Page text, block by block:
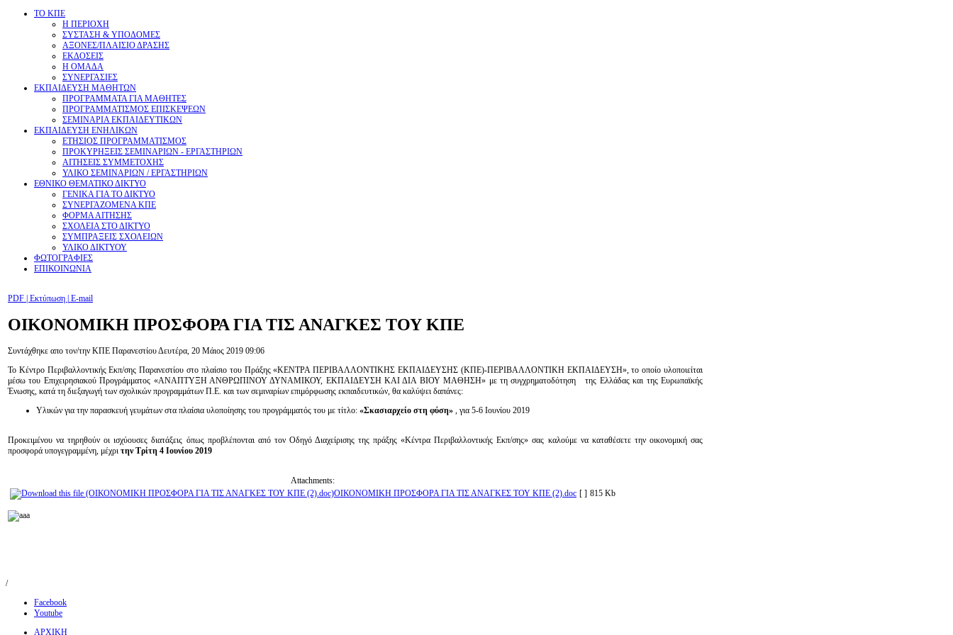
ΤΟ ΚΠΕ
Η ΠΕΡΙΟΧΗ
ΣΥΣΤΑΣΗ & ΥΠΟΔΟΜΕΣ
ΑΞΟΝΕΣ/ΠΛΑΙΣΙΟ ΔΡΑΣΗΣ
ΕΚΔΟΣΕΙΣ
Η ΟΜΑΔΑ
ΣΥΝΕΡΓΑΣΙΕΣ
ΕΚΠΑΙΔΕΥΣΗ ΜΑΘΗΤΩΝ
ΠΡΟΓΡΑΜΜΑΤΑ ΓΙΑ ΜΑΘΗΤΕΣ
ΠΡΟΓΡΑΜΜΑΤΙΣΜΟΣ ΕΠΙΣΚΕΨΕΩΝ
ΣΕΜΙΝΑΡΙΑ ΕΚΠΑΙΔΕΥΤΙΚΩΝ
ΕΚΠΑΙΔΕΥΣΗ ΕΝΗΛΙΚΩΝ
ΕΤΗΣΙΟΣ ΠΡΟΓΡΑΜΜΑΤΙΣΜΟΣ
ΠΡΟΚΥΡΗΞΕΙΣ ΣΕΜΙΝΑΡΙΩΝ - ΕΡΓΑΣΤΗΡΙΩΝ
ΑΙΤΗΣΕΙΣ ΣΥΜΜΕΤΟΧΗΣ
ΥΛΙΚΟ ΣΕΜΙΝΑΡΙΩΝ / ΕΡΓΑΣΤΗΡΙΩΝ
ΕΘΝΙΚΟ ΘΕΜΑΤΙΚΟ ΔΙΚΤΥΟ
ΓΕΝΙΚΑ ΓΙΑ ΤΟ ΔΙΚΤΥΟ
ΣΥΝΕΡΓΑΖΟΜΕΝΑ ΚΠΕ
ΦΟΡΜΑ ΑΙΤΗΣΗΣ
ΣΧΟΛΕΙΑ ΣΤΟ ΔΙΚΤΥΟ
ΣΥΜΠΡΑΞΕΙΣ ΣΧΟΛΕΙΩΝ
ΥΛΙΚΟ ΔΙΚΤΥΟΥ
ΦΩΤΟΓΡΑΦΙΕΣ
ΕΠΙΚΟΙΝΩΝΙΑ
PDF | Εκτύπωση | E-mail
ΟΙΚΟΝΟΜΙΚΗ ΠΡΟΣΦΟΡΑ ΓΙΑ ΤΙΣ ΑΝΑΓΚΕΣ ΤΟΥ ΚΠΕ
Συντάχθηκε απο τον/την ΚΠΕ ΠαρανεστίουΔευτέρα, 20 Μάιος 2019 09:06
Το Κέντρο Περιβαλλοντικής Εκπ/σης Παρανεστίου στο πλαίσιο του Πράξης «ΚΕΝΤΡΑ ΠΕΡΙΒΑΛΛΟΝΤΙΚΗΣ ΕΚΠΑΙΔΕΥΣΗΣ (ΚΠΕ)-ΠΕΡΙΒΑΛΛΟΝΤΙΚΗ ΕΚΠΑΙΔΕΥΣΗ», το οποίο υλοποιείται
μέσω του Επιχειρησιακού Προγράμματος «ΑΝΑΠΤΥΞΗ ΑΝΘΡΩΠΙΝΟΥ ΔΥΝΑΜΙΚΟΥ, ΕΚΠΑΙΔΕΥΣΗ ΚΑΙ ΔΙΑ ΒΙΟΥ ΜΑΘΗΣΗ» με τη συγχρηματοδότηση της Ελλάδας και της Ευρωπαϊκής
Ένωσης, κατά τη διεξαγωγή των σχολικών προγραμμάτων Π.Ε. και των σεμιναρίων επιμόρφωσης εκπαιδευτικών, θα καλύψει δαπάνες:
Υλικών για την παρασκευή γευμάτων στα πλαίσια υλοποίησης του προγράμματός του με τίτλο: «Σκασιαρχείο στη φύση» , για 5-6 Ιουνίου 2019
Προκειμένου να τηρηθούν οι ισχύουσες διατάξεις όπως προβλέπονται από τον Οδηγό Διαχείρισης της πράξης «Κέντρα Περιβαλλοντικής Εκπ/σης» σας καλούμε να καταθέσετε την οικονομική σας
προσφορά υπογεγραμμένη, μέχρι την Τρίτη 4 Ιουνίου 2019
Attachments:
ΟΙΚΟΝΟΜΙΚΗ ΠΡΟΣΦΟΡΑ ΓΙΑ ΤΙΣ ΑΝΑΓΚΕΣ ΤΟΥ ΚΠΕ (2).doc [ ] 815 Kb
/
Facebook
Youtube
ΑΡΧΙΚΗ